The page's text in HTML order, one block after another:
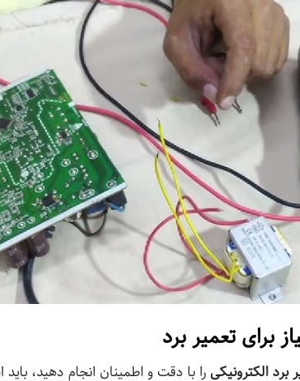
برای تعمیر برد
برد الکترونیکی را با دقت و اطمینان انجام دهید، باید